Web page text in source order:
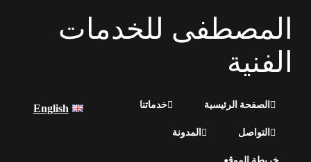
المصطفى للخدمات
الفنية
الصفحة الرئيسية خدماتنا
التواصل المدونة
English